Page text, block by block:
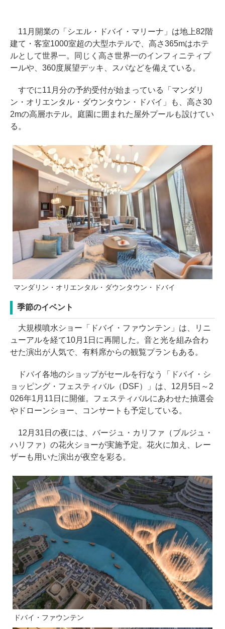
11月開業の「シエル・ドバイ・マリーナ」は地上82階
建て・客室1000室超の大型ホテルで、高さ365mはホテ
ルとして世界一。同じく高さ世界一のインフィニティプ
ールや、360度展望デッキ、スパなどを備えている。
すでに11月分の予約受付が始まっている「マンダリ
ン・オリエンタル・ダウンタウン・ドバイ」も、高さ30
2mの高層ホテル。庭園に囲まれた屋外プールも設けてい
る。
マンダリン・オリエンタル・ダウンタウン・ドバイ
季節のイベント
大規模噴水ショー「ドバイ・ファウンテン」は、リニ
ューアルを経て10月1日に再開した。音と光を組み合わ
せた演出が人気で、有料席からの観覧プランもある。
ドバイ各地のショップがセールを行なう「ドバイ・シ
ョッピング・フェスティバル（DSF）」は、12月5日～2
026年1月11日に開催。フェスティバルにあわせた抽選会
やドローンショー、コンサートも予定している。
12月31日の夜には、バージュ・カリファ（ブルジュ・
ハリファ）の花火ショーが実施予定。花火に加え、レー
ザーも用いた演出が夜空を彩る。
ドバイ・ファウンテン